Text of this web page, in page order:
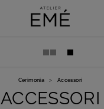
Cerimonia > Accessori
ACCESSORI